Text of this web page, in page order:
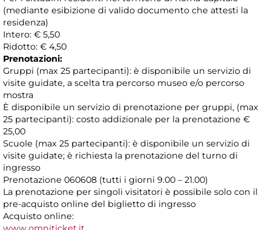
(mediante esibizione di valido documento che attesti la
residenza)
Intero: € 5,50
Ridotto: € 4,50
Prenotazioni:
Gruppi (max 25 partecipanti): è disponibile un servizio di
visite guidate, a scelta tra percorso museo e/o percorso
mostra
È disponibile un servizio di prenotazione per gruppi, (max
25 partecipanti): costo addizionale per la prenotazione €
25,00
Scuole (max 25 partecipanti): è disponibile un servizio di
visite guidate; è richiesta la prenotazione del turno di
ingresso
Prenotazione 060608 (tutti i giorni 9.00 – 21.00)
La prenotazione per singoli visitatori è possibile solo con il
pre-acquisto online del biglietto di ingresso
Acquisto online: